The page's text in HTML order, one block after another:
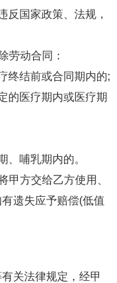
反国家政策、法规，
劳动合同：
终结前或合同期内的;
的医疗期内或医疗期
、哺乳期内的。
甲方交给乙方使用、
遗失应予赔偿(低值
关法律规定，经甲